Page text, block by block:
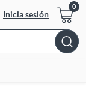
Inicia sesión